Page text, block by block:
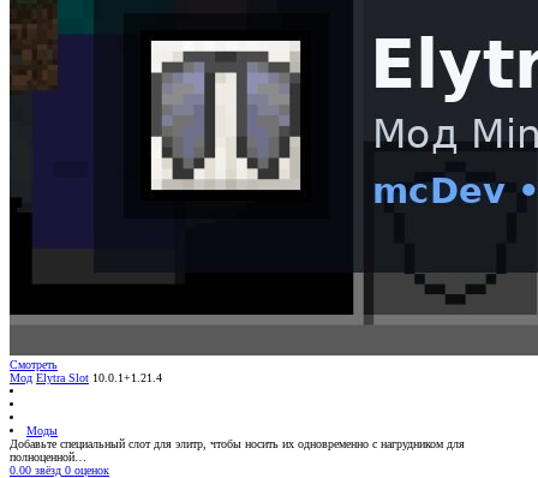
Смотреть
Мод Elytra Slot 10.0.1+1.21.4
Моды
Добавьте специальный слот для элитр, чтобы носить их одновременно с нагрудником для
полноценной…
0.00 звёзд 0 оценок